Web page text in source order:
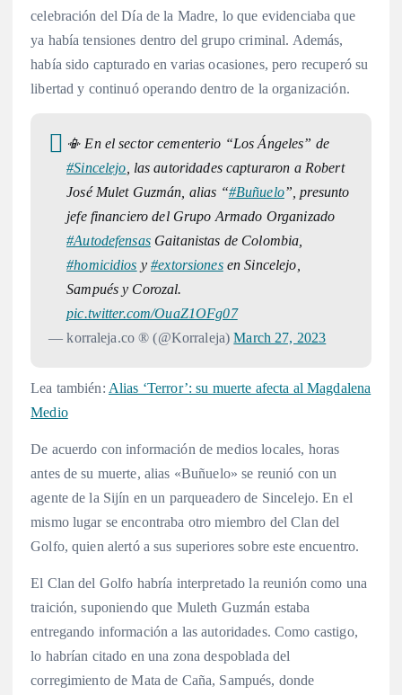
celebración del Día de la Madre, lo que evidenciaba que
ya había tensiones dentro del grupo criminal. Además,
había sido capturado en varias ocasiones, pero recuperó su
libertad y continuó operando dentro de la organización.
📳 En el sector cementerio “Los Ángeles” de
#Sincelejo , las autoridades capturaron a Robert
José Mulet Guzmán, alias “#Buñuelo”, presunto
jefe financiero del Grupo Armado Organizado
#AutodefensasGaitanistas de Colombia,
#homicidios y#extorsionesen Sincelejo,
Sampués y Corozal.
pic.twitter.com/OuaZ1OFg07
— korraleja.co ® (@Korraleja)March 27, 2023
Lea también: Alias ‘Terror’: su muerte afecta al Magdalena
Medio
De acuerdo con información de medios locales, horas
antes de su muerte, alias «Buñuelo» se reunió con un
agente de la Sijín en un parqueadero de Sincelejo. En el
mismo lugar se encontraba otro miembro del Clan del
Golfo, quien alertó a sus superiores sobre este encuentro.
El Clan del Golfo habría interpretado la reunión como una
traición, suponiendo que Muleth Guzmán estaba
entregando información a las autoridades. Como castigo,
lo habrían citado en una zona despoblada del
corregimiento de Mata de Caña, Sampués, donde